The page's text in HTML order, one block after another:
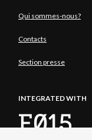
Qui sommes-nous?
Contacts
Section presse
INTEGRATED WITH